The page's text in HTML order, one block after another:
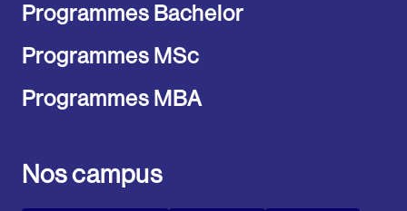
Programmes Bachelor
Programmes MSc
Programmes MBA
Nos campus